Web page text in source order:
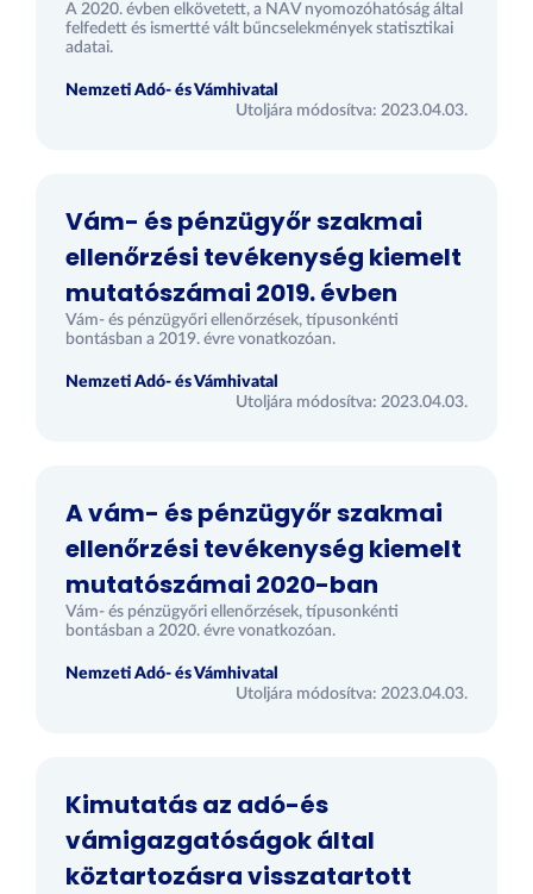
A 2020. évben elkövetett, a NAV nyomozóhatóság által
felfedett és ismertté vált bűncselekmények statisztikai
adatai.
Nemzeti Adó- és Vámhivatal
Utoljára módosítva: 2023.04.03.
Vám- és pénzügyőr szakmai
ellenőrzési tevékenység kiemelt
mutatószámai 2019. évben
Vám- és pénzügyőri ellenőrzések, típusonkénti
bontásban a 2019. évre vonatkozóan.
Nemzeti Adó- és Vámhivatal
Utoljára módosítva: 2023.04.03.
A vám- és pénzügyőr szakmai
ellenőrzési tevékenység kiemelt
mutatószámai 2020-ban
Vám- és pénzügyőri ellenőrzések, típusonkénti
bontásban a 2020. évre vonatkozóan.
Nemzeti Adó- és Vámhivatal
Utoljára módosítva: 2023.04.03.
Kimutatás az adó-és
vámigazgatóságok által
köztartozásra visszatartott